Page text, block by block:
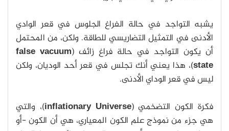
يشبه التواجد في حالة الفراغ الجلوس في قعر الوادي
الأدنى في التمثيل التضاريسي للطاقة. ولكن، من المحتمل
أن يكون التواجد في حالة فراغ زائف (false vacuum
state)، هذا يعني أنك تجلس في قعر أحد الوديان، ولكن
ليس في قعر الوداي الأدنى.
فكرة الكون التضخمي (inflationary Universe)، والتي
هي جزء من نموذج علم الكون المعياري، هي أن الكون -أو